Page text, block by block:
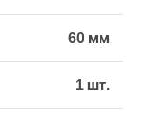
60 мм
1 шт.